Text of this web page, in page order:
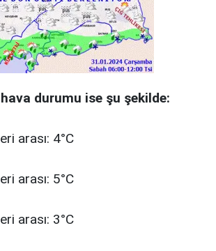
durumu ise şu şekilde:
arası: 4°C
arası: 5°C
arası: 3°C